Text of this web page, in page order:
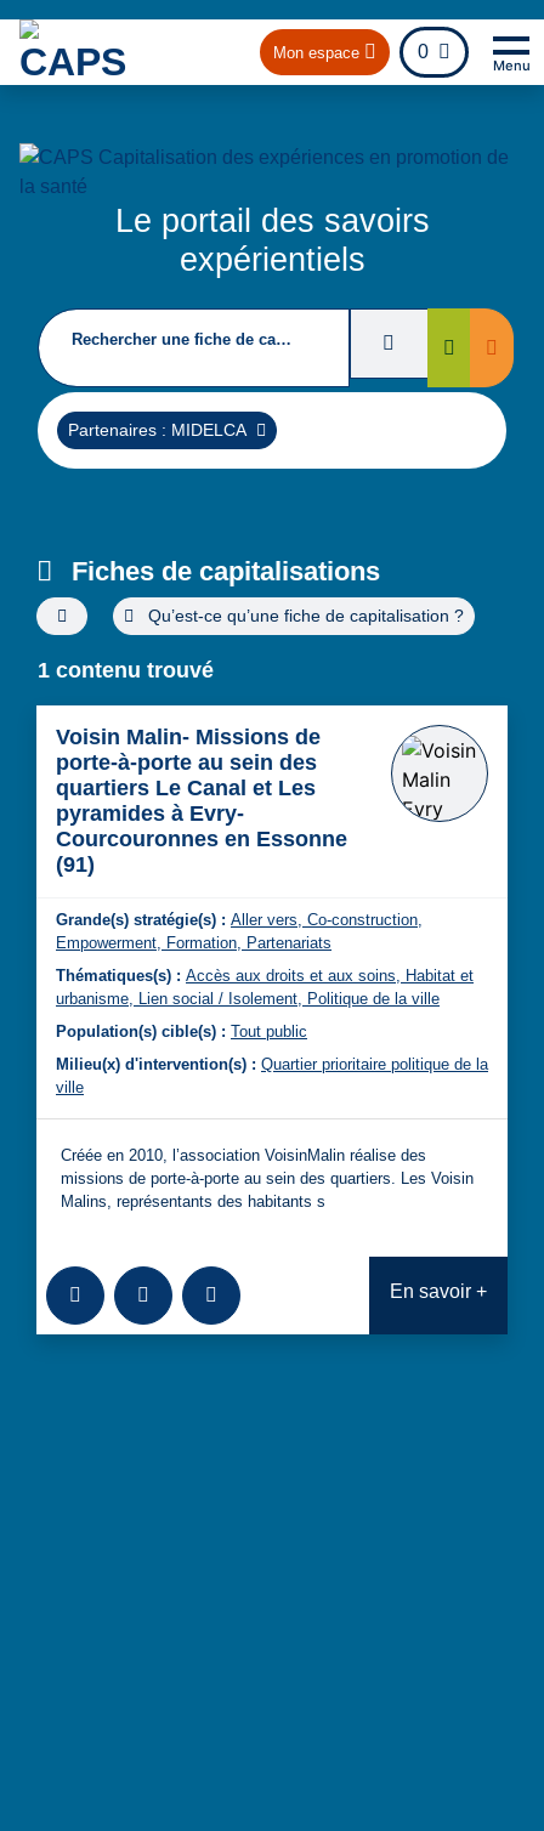
Mon espace 0
fichier
Menu
Le portail des savoirs
expérientiels
Rechercher une fiche de capitalisation Filtres deRechercher
Supprimer
Partenaires : MIDELCA
Fiches de capitalisations
Filtres de recherche avancée
Qu’est-ce qu’une fiche de capitalisation ?
1 contenu trouvé
Voisin Malin- Missions de
porte-à-porte au sein des
quartiers Le Canal et Les
pyramides à Evry-
Courcouronnes en Essonne
(91)
Grande(s) stratégie(s) : Aller vers, Co-construction,
Empowerment, Formation, Partenariats
Thématiques(s) : Accès aux droits et aux soins, Habitat et
urbanisme, Lien social / Isolement, Politique de la ville
Population(s) cible(s) : Tout public
Milieu(x) d'intervention(s) : Quartier prioritaire politique de la
ville
Créée en 2010, l’association VoisinMalin réalise des
missions de porte-à-porte au sein des quartiers. Les Voisin
Malins, représentants des habitants s
Ajouter à la bibliothèque
TéléchargerConsulter En savoir +